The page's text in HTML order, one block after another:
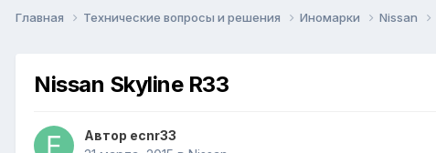
Главная Технические вопросы и решения Иномарки Nissan
Nissan Skyline R33
Автор ecnr33